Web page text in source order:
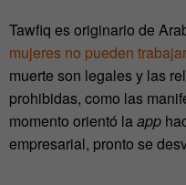
Tawfiq es originario de
mujeres no pueden trabajar
muerte son legales y las
prohibidas, como las
momento orientó la app
empresarial, pronto se